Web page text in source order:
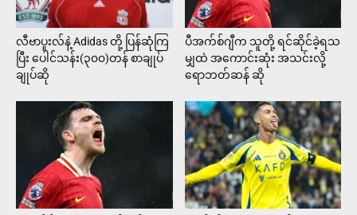
လီဗာပူးလ်နဲ့ Adidas တို့ ပြန်ဆုံကြ
ပြီး ပေါင်သန်း(၃၀၀)တန် စာချုပ်
ချုပ်ဆို
ပီအက်စ်ဂျီက သူတို့ ရင်ဆိုင်ခဲ့ရသ
မျှထဲ အကောင်းဆုံး အသင်းလို့
ရောဘတ်ဆန် ဆို